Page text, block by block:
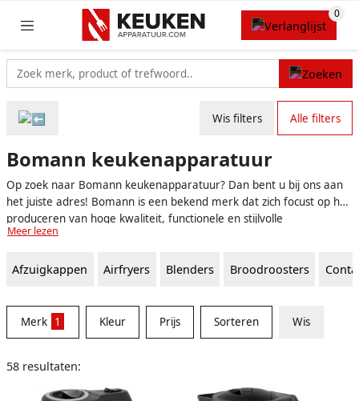
Wis filters Alle filters
Bomann keukenapparatuur
Op zoek naar Bomann keukenapparatuur? Dan bent u bij ons aan
het juiste adres! Bomann is een bekend merk dat zich focust op het
produceren van hoge kwaliteit, functionele en stijlvolle
keukenapparaten. Met een breed scala aan producten voor zowel
heeft om uw keuken compleet te maken.
Meer lezen
Afzuigkappen Airfryers Blenders Broodroosters
Merk 1 Kleur Prijs Sorteren Wis
58 resultaten: